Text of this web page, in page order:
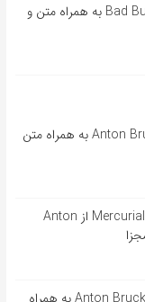
آهنگ اسپانیایی Booker T از Bad Bunny به همراه متن و
آهنگ آلمانی Zerrissen از Anton Bruckner به همراه متن
آهنگ آلمانی Mercurial Worst Case Band از Anton